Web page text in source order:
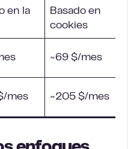
en la
Basado en
cookies
~69 $/mes
mes ~205 $/mes